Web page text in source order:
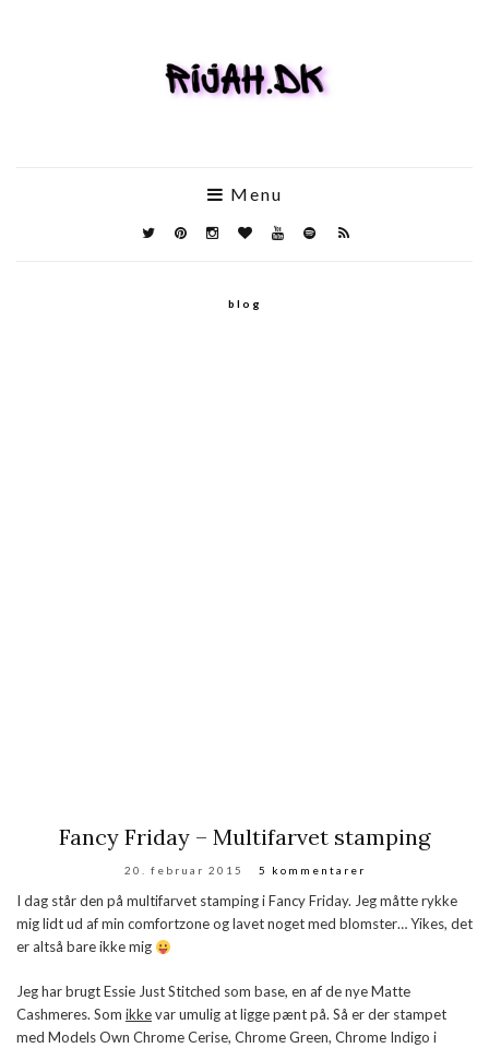
Menu
blog
Fancy Friday – Multifarvet stamping
20. februar 2015 5 kommentarer
I dag står den på multifarvet stamping i Fancy Friday. Jeg måtte rykke
mig lidt ud af min comfortzone og lavet noget med blomster… Yikes, det
er altså bare ikke mig
Jeg har brugt Essie Just Stitched som base, en af de nye Matte
Cashmeres. Som ikkevar umulig at ligge pænt på. Så er der stampet
med Models Own Chrome Cerise, Chrome Green, Chrome Indigo i